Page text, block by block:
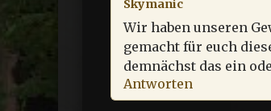
Skymanic
Wir haben unseren
gemacht für euch
demnächst das ein
Antworten